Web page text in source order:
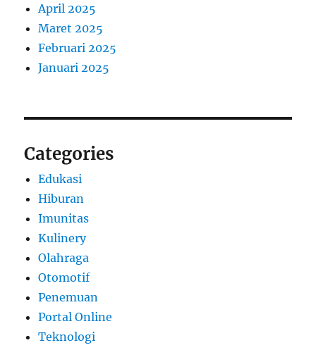
April 2025
Maret 2025
Februari 2025
Januari 2025
Categories
Edukasi
Hiburan
Imunitas
Kulinery
Olahraga
Otomotif
Penemuan
Portal Online
Teknologi